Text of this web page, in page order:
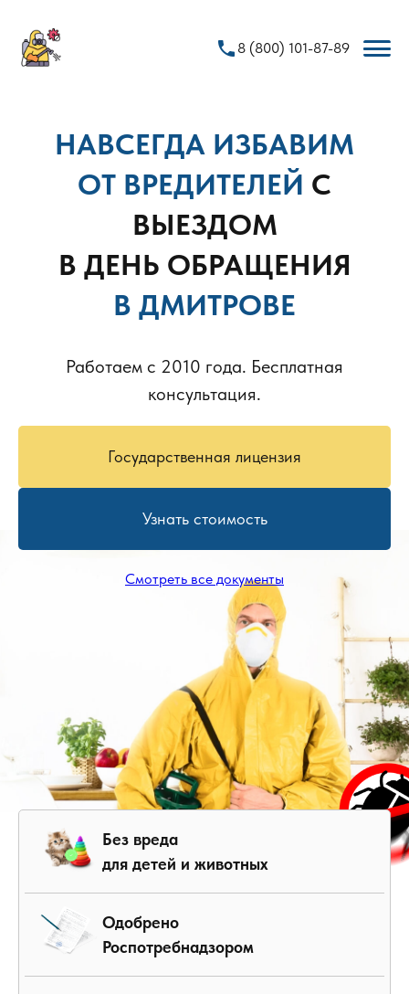
phone 8 (800) 101-87-89
НАВСЕГДА ИЗБАВИМ
ОТ ВРЕДИТЕЛЕЙ С
ВЫЕЗДОМ
В ДЕНЬ ОБРАЩЕНИЯ
В ДМИТРОВЕ
Работаем с 2010 года. Бесплатная
консультация.
Государственная лицензия
Узнать стоимость
Смотреть все документы
Без вреда
для детей и животных
Одобрено
Роспотребнадзором